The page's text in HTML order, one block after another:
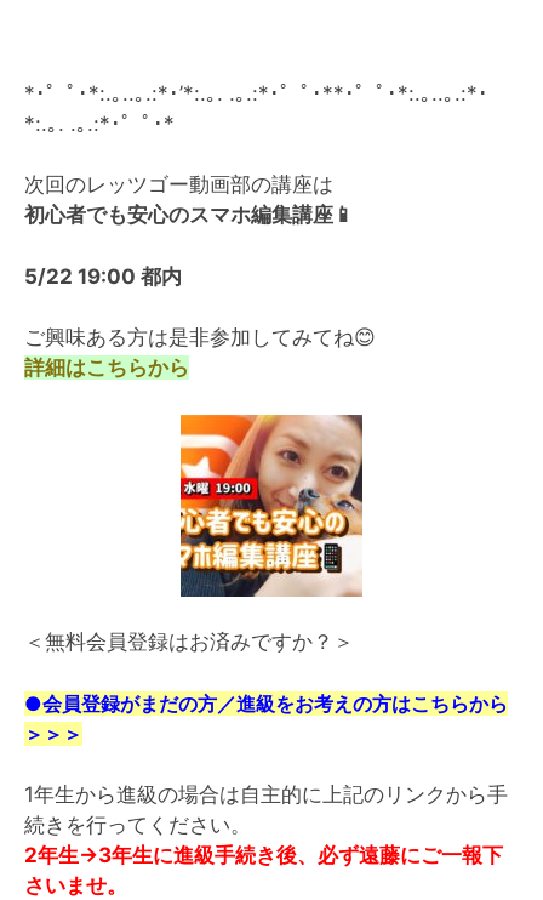
*･゜ﾟ･*:.｡..｡.:*･’*:.｡. .｡.:*･゜ﾟ･**･゜ﾟ･*:.｡..｡.:*･
*:.｡. .｡.:*･゜ﾟ･*
次回のレッツゴー動画部の講座は
初心者でも安心のスマホ編集講座 📱
5/22 19:00 都内
ご興味ある方は是非参加してみてね😊
詳細はこちらから
＜無料会員登録はお済みですか？＞
●会員登録がまだの方／進級をお考えの方はこちらから
＞＞＞
1年生から進級の場合は自主的に上記のリンクから手
続きを行ってください。
2年生→3年生に進級手続き後、必ず遠藤にご一報下
さいませ。